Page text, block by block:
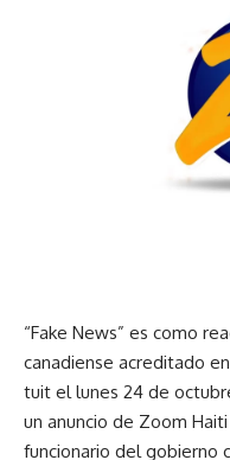
“Fake News” es como
canadiense acreditado
tuit el lunes 24 de
un anuncio de Zoom
funcionario del gobierno